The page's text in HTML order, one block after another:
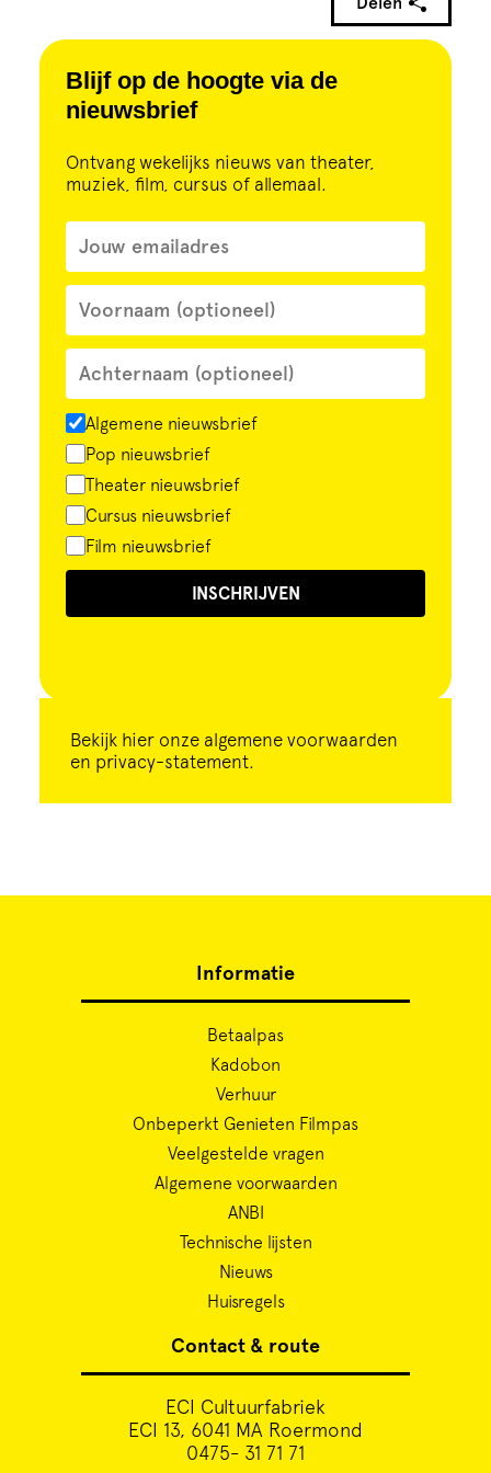
Blijf op de hoogte via de
nieuwsbrief
Ontvang wekelijks nieuws van theater,
muziek, film, cursus of allemaal.
Algemene nieuwsbrief
Pop nieuwsbrief
Theater nieuwsbrief
Cursus nieuwsbrief
Film nieuwsbrief
INSCHRIJVEN
Bekijk hier onze algemene voorwaarden
en privacy-statement.
Informatie
Betaalpas
Kadobon
Verhuur
Onbeperkt Genieten Filmpas
Veelgestelde vragen
Algemene voorwaarden
ANBI
Technische lijsten
Nieuws
Huisregels
Contact & route
ECI Cultuurfabriek
ECI 13, 6041 MA Roermond
0475- 31 71 71